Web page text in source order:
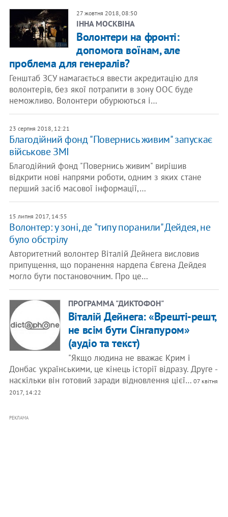
27 жовтня 2018, 08:50
ІННА МОСКВІНА
Волонтери на фронті:
допомога воїнам, але
проблема для генералів?
Генштаб ЗСУ намагається ввести акредитацію для
волонтерів, без якої потрапити в зону ООС буде
неможливо. Волонтери обурюються і…
23 серпня 2018, 12:21
Благодійний фонд "Повернись живим" запускає
військове ЗМІ
Благодійний фонд "Повернись живим" вирішив
відкрити нові напрями роботи, одним з яких стане
перший засіб масової інформації,…
15 липня 2017, 14:55
Волонтер: у зоні, де "типу поранили" Дейдея, не
було обстрілу
Авторитетний волонтер Віталій Дейнега висловив
припущення, що поранення нардепа Євгена Дейдея
могло бути постановочним. Про це…
ПРОГРАММА "ДИКТОФОН"
Віталій Дейнега: «Врешті-решт,
не всім бути Сінгапуром»
(аудіо та текст)
"Якщо людина не вважає Крим і
Донбас українськими, це кінець історії відразу. Друге -
наскільки він готовий заради відновлення цієї… 07 квітня
2017, 14:22
РЕКЛАМА